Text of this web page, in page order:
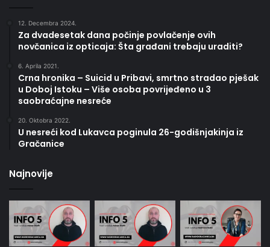
12. Decembra 2024.
Za dvadesetak dana počinje povlačenje ovih
novčanica iz opticaja: Šta građani trebaju uraditi?
6. Aprila 2021.
Crna hronika – Suicid u Pribavi, smrtno stradao pješak
u Doboj Istoku – Više osoba povrijeđeno u 3
saobraćajne nesreće
20. Oktobra 2022.
U nesreći kod Lukavca poginula 26-godišnjakinja iz
Gračanice
Najnovije